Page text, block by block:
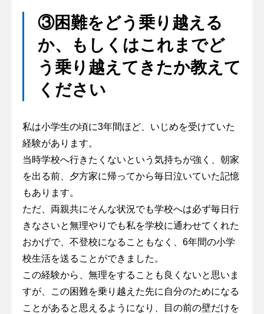
③困難をどう乗り越える
か、もしくはこれまでど
う乗り越えてきたか教えて
ください
私は小学生の頃に3年間ほど、いじめを受けていた
経験があります。
当時学校へ行きたくないという気持ちが強く、朝家
を出る前、夕方家に帰ってから毎日泣いていた記憶
もあります。
ただ、両親共にそんな状況でも学校へは必ず毎日行
きなさいと無理やりでも私を学校に通わせてくれた
おかげで、不登校になることもなく、6年間の小学
校生活を送ることができました。
この経験から、無理をすることも良くないと思いま
すが、この困難を乗り越えた先に自分のためになる
ことがあると思えるようになり、目の前の壁だけを